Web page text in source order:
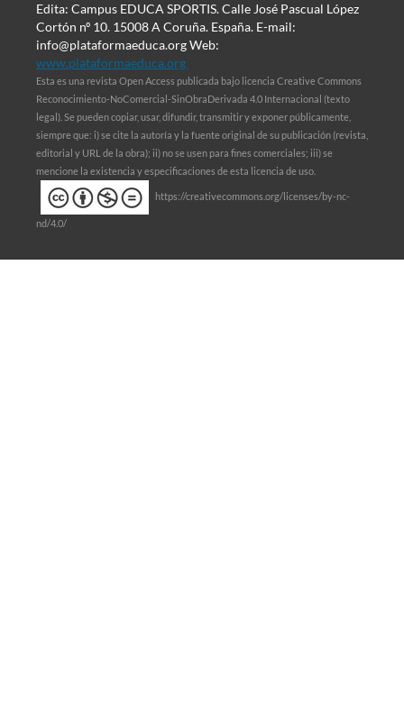
Edita: Campus EDUCA SPORTIS. Calle José Pascual López
Cortón nº 10. 15008 A Coruña. España. E-mail:
info@plataformaeduca.org Web:
www.plataformaeduca.org
Esta es una revista Open Access publicada bajo licencia Creative Commons
Reconocimiento-NoComercial-SinObraDerivada 4.0 Internacional (texto
legal). Se pueden copiar, usar, difundir, transmitir y exponer públicamente,
siempre que: i) se cite la autoría y la fuente original de su publicación (revista,
editorial y URL de la obra); ii) no se usen para fines comerciales; iii) se
mencione la existencia y especificaciones de esta licencia de uso.
https://creativecommons.org/licenses/by-nc-
nd/4.0/